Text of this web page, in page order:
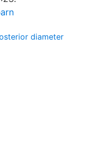
diameter